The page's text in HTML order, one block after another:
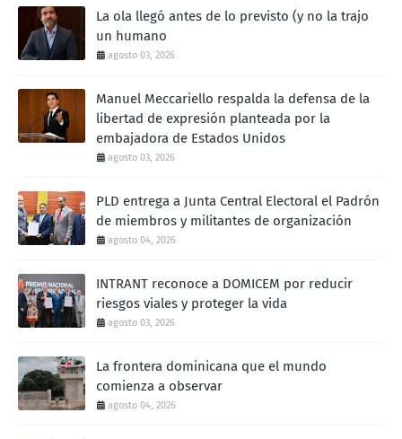
La ola llegó antes de lo previsto (y no la trajo
un humano
agosto 03, 2026
Manuel Meccariello respalda la defensa de la
libertad de expresión planteada por la
embajadora de Estados Unidos
agosto 03, 2026
PLD entrega a Junta Central Electoral el Padrón
de miembros y militantes de organización
agosto 04, 2026
INTRANT reconoce a DOMICEM por reducir
riesgos viales y proteger la vida
agosto 03, 2026
La frontera dominicana que el mundo
comienza a observar
agosto 04, 2026